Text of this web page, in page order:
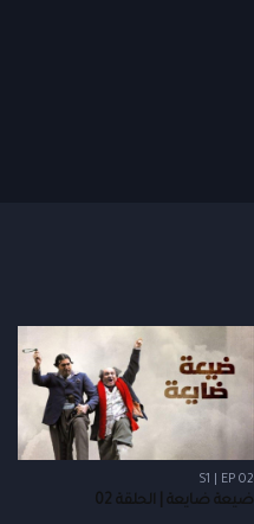
S1 | EP 02
ضيعة ضايعة | الحلقة 02